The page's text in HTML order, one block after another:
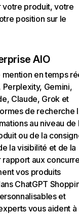
votre produit, votre
position sur le
AIO
en temps
Perplexity, Gemini,
Claude, Grok et
de recherche
au niveau de
ou de la
la visibilité et de la
aux
vos produits
ChatGPT
et
vous aident à